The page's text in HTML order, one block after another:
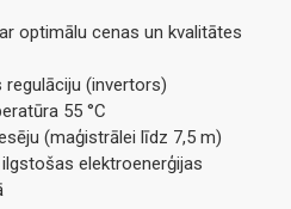
optimālu cenas un kvalitātes
(invertors)
55 °C
(maģistrālei līdz 7,5 m)
elektroenerģijas